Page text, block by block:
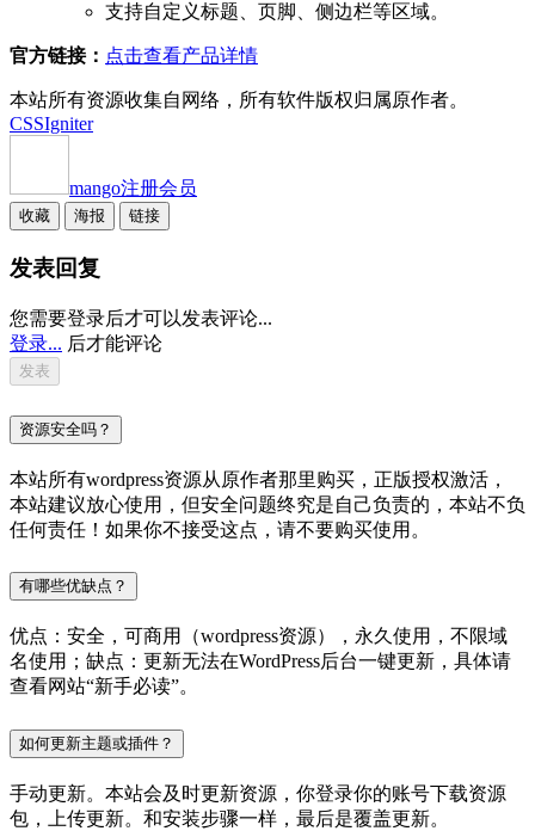
支持自定义标题、页脚、侧边栏等区域。
官方链接： 点击查看产品详情
本站所有资源收集自网络，所有软件版权归属原作者。
CSSIgniter
mango注册会员
收藏 海报 链接
发表回复
您需要登录后才可以发表评论...
登录... 后才能评论
资源安全吗？
本站所有wordpress资源从原作者那里购买，正版授权激活，
本站建议放心使用，但安全问题终究是自己负责的，本站不负
任何责任！如果你不接受这点，请不要购买使用。
有哪些优缺点？
优点：安全，可商用（wordpress资源），永久使用，不限域
名使用；缺点：更新无法在WordPress后台一键更新，具体请
查看网站“新手必读”。
如何更新主题或插件？
手动更新。本站会及时更新资源，你登录你的账号下载资源
包，上传更新。和安装步骤一样，最后是覆盖更新。